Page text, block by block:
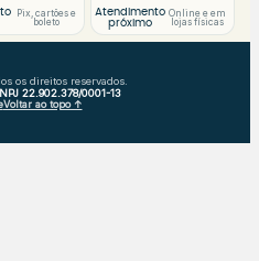
Pix, cartões e
boleto
Atendimento
próximo
Online e em
lojas físicas
os direitos reservados.
22.902.378/0001-13
Voltar ao topo ↑